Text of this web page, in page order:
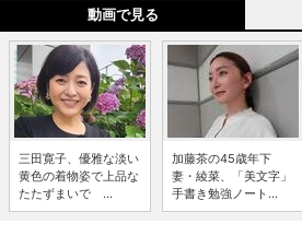
動画で見る
三田寛子、優雅な淡い
黄色の着物姿で上品な
たたずまいで ...
加藤茶の45歳年下
妻・綾菜、「美文字」
手書き勉強ノート...